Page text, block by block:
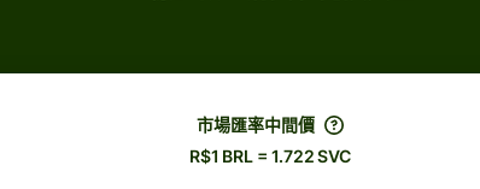
市場匯率中間價
R$1 BRL = 1.722 SVC